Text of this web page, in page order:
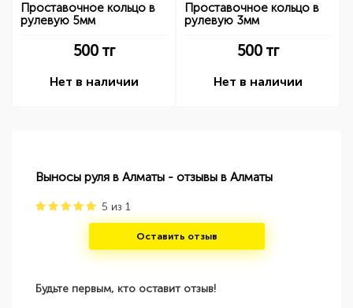
Проставочное кольцо в
рулевую 5мм
500тг
Нет в наличии
Проставочное кольцо в
рулевую 3мм
500тг
Нет в наличии
Выносы руля в Алматы - отзывы в Алматы
5 из 1
Оставить отзыв
Будьте первым, кто оставит отзыв!